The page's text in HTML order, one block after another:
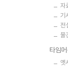
자
기
전
물
타임머
옛